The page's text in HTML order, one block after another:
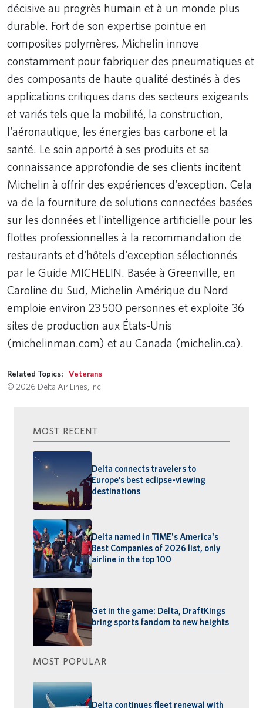
décisive au progrès humain et à un monde plus
durable. Fort de son expertise pointue en
composites polymères, Michelin innove
constamment pour fabriquer des pneumatiques et
des composants de haute qualité destinés à des
applications critiques dans des secteurs exigeants
et variés tels que la mobilité, la construction,
l'aéronautique, les énergies bas carbone et la
santé. Le soin apporté à ses produits et sa
connaissance approfondie de ses clients incitent
Michelin à offrir des expériences d'exception. Cela
va de la fourniture de solutions connectées basées
sur les données et l'intelligence artificielle pour les
flottes professionnelles à la recommandation de
restaurants et d'hôtels d'exception sélectionnés
par le Guide MICHELIN. Basée à Greenville, en
Caroline du Sud, Michelin Amérique du Nord
emploie environ 23 500 personnes et exploite 36
sites de production aux États-Unis
(michelinman.com) et au Canada (michelin.ca).
Related Topics:
Veterans
© 2026 Delta Air Lines, Inc.
MOST RECENT
Delta connects travelers to
Europe’s best eclipse-viewing
destinations
Delta named in TIME's America's
Best Companies of 2026 list, only
airline in the top 100
Get in the game: Delta, DraftKings
bring sports fandom to new heights
MOST POPULAR
Delta continues fleet renewal with